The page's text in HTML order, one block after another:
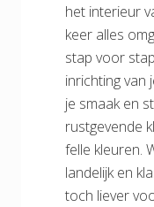
het interieur
keer alles
stap voor
inrichting van
je smaak en
rustgevende
felle kleuren.
landelijk en
toch liever